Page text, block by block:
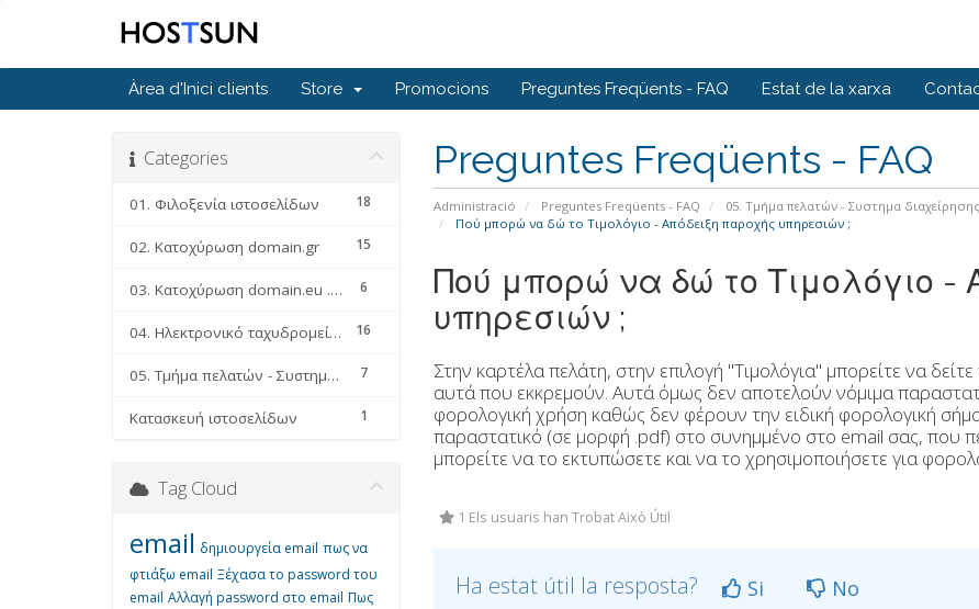
Àrea d'Inici clients Store Promocions Preguntes Freqüents - FAQ Estat de la xarxa
Preguntes Freqüents - FAQ
Administració Preguntes Freqüents - FAQ
05. Τμήμα πελατών - Συστημα
Πού μπορώ να δώ το Τιμολόγιο - Απόδειξη παροχής υπηρεσιών ;
Categories
18
01. Φιλοξενία ιστοσελίδων
15
02. Κατοχύρωση domain.gr
6
03. Κατοχύρωση domain.eu .com .net .org κλπ
16
04. Ηλεκτρονικό ταχυδρομείο (email faq)
7
05. Τμήμα πελατών - Συστημα διαχείρησης υπηρεσιών
1
Κατασκευή ιστοσελίδων
Πού μπορώ να δώ το Τιμολόγιο -
υπηρεσιών ;
Στην καρτέλα πελάτη, στην επιλογή "Τιμολόγια" μπορείτε να
αυτά που εκκρεμούν. Αυτά όμως δεν αποτελούν νόμιμα
φορολογική χρήση καθώς δεν φέρουν την ειδική φορολογική
παραστατικό (σε μορφή .pdf) στο συνημμένο στο email σας, που
μπορείτε να το εκτυπώσετε και να το χρησιμοποιήσετε για
1 Els usuaris han Trobat Això Útil
Ha estat útil la resposta? Si No
Tag Cloud
email δημιουργεία email πως να
φτιάξω email Ξέχασα το password του
email Αλλαγή password στο email Πως